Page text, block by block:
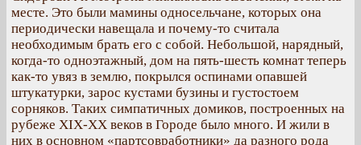
месте. Это были мамины односельчане, которых она
периодически навещала и почему-то считала
необходимым брать его с собой. Небольшой, нарядный,
когда-то одноэтажный, дом на пять-шесть комнат теперь
как-то увяз в землю, покрылся оспинами опавшей
штукатурки, зарос кустами бузины и густостоем
сорняков. Таких симпатичных домиков, построенных на
рубеже ХIХ-ХХ веков в Городе было много. И жили в
них в основном «партсовработники» да разного рода